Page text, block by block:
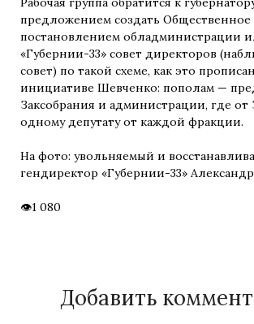
предложением создать Общественное
постановлением обладминистрации
«Губернии-33» совет директоров
совет) по такой схеме, как это
инициативе Шевченко: пополам —
Заксобрания и администрации, где
одному депутату от каждой фракции.
На фото: увольняемый и
гендиректор «Губернии-33»
1 080
Добавить